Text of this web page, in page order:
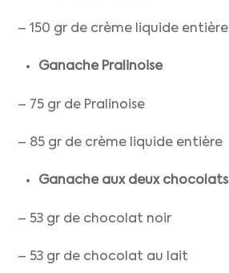
– 150 gr de crème liquide entière
Ganache Pralinoise
– 75 gr de Pralinoise
– 85 gr de crème liquide entière
Ganache aux deux chocolats
– 53 gr de chocolat noir
– 53 gr de chocolat au lait